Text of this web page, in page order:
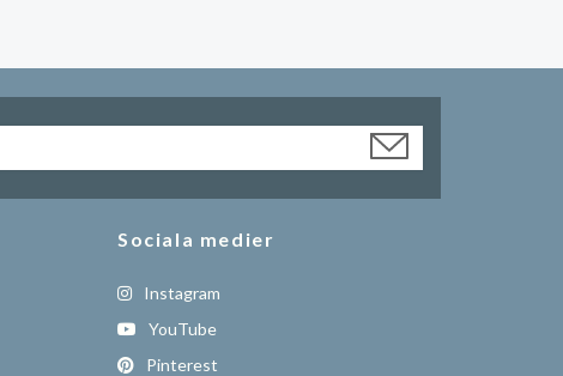
Sociala medier
Instagram
YouTube
Pinterest